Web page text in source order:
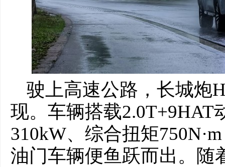
驶上高速公路，长城炮
现。车辆搭载2.0T+9HAT
310kW、综合扭矩
油门车辆便鱼跃而出。随